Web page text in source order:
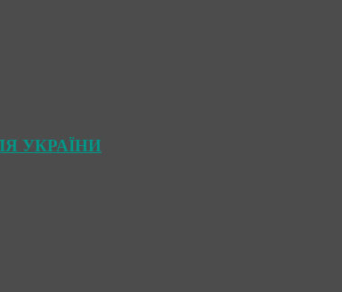
УКРАЇНИ